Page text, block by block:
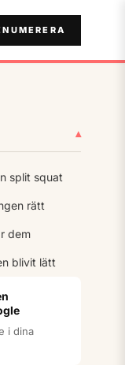
▾
split squat
rätt
dem
blivit lätt
i dina